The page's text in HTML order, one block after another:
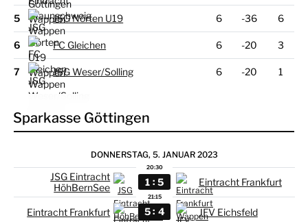
5 JSG Nörten U19 6 -36 6
6 FC Gleichen 6 -20 3
7 JSG Weser/Solling 6 -20 1
Sparkasse Göttingen
DONNERSTAG, 5. JANUAR 2023
20:30
JSG Eintracht
HöhBernSee
1 : 5 Eintracht Frankfurt
21:15
Eintracht Frankfurt 5 : 4 JFV Eichsfeld